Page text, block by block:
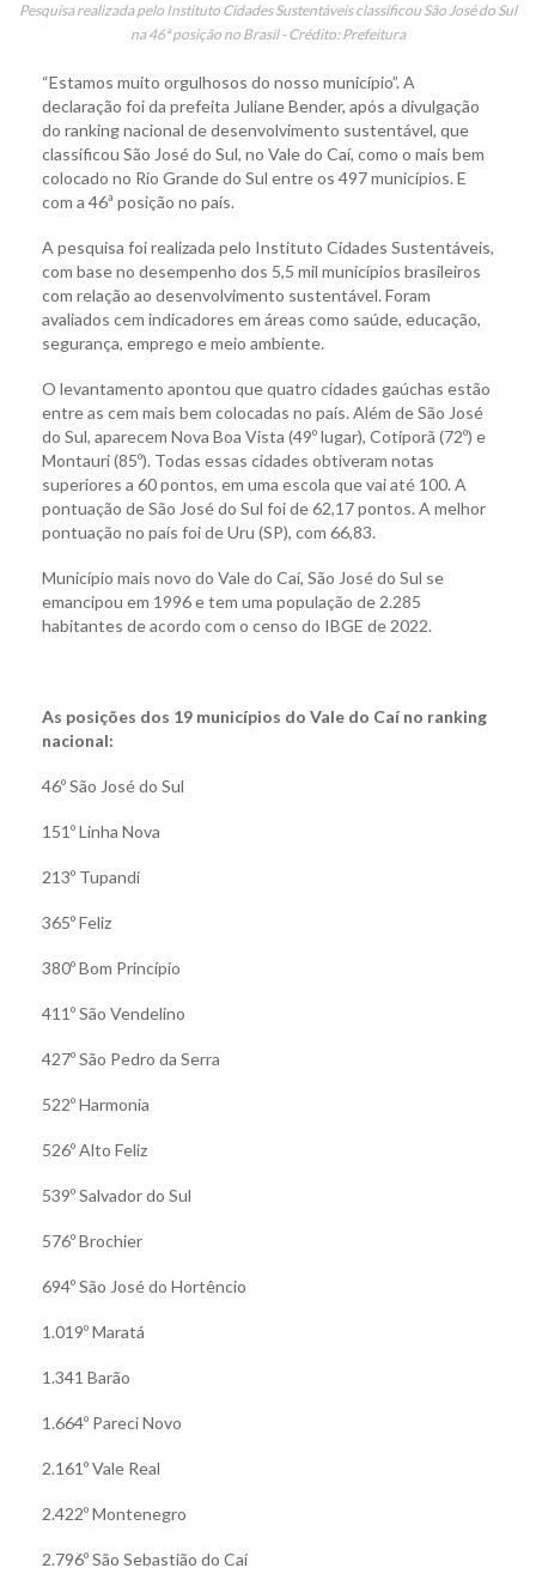
Pesquisa realizada pelo Instituto Cidades Sustentáveis classificou São José do Sul
na 46ª posição no Brasil - Crédito: Prefeitura
“Estamos muito orgulhosos do nosso município”. A
declaração foi da prefeita Juliane Bender, após a divulgação
do ranking nacional de desenvolvimento sustentável, que
classificou São José do Sul, no Vale do Caí, como o mais bem
colocado no Rio Grande do Sul entre os 497 municípios. E
com a 46ª posição no país.
A pesquisa foi realizada pelo Instituto Cidades Sustentáveis,
com base no desempenho dos 5,5 mil municípios brasileiros
com relação ao desenvolvimento sustentável. Foram
avaliados cem indicadores em áreas como saúde, educação,
segurança, emprego e meio ambiente.
O levantamento apontou que quatro cidades gaúchas estão
entre as cem mais bem colocadas no país. Além de São José
do Sul, aparecem Nova Boa Vista (49º lugar), Cotiporã (72º) e
Montauri (85º). Todas essas cidades obtiveram notas
superiores a 60 pontos, em uma escola que vai até 100. A
pontuação de São José do Sul foi de 62,17 pontos. A melhor
pontuação no país foi de Uru (SP), com 66,83.
Município mais novo do Vale do Caí, São José do Sul se
emancipou em 1996 e tem uma população de 2.285
habitantes de acordo com o censo do IBGE de 2022.
As posições dos 19 municípios do Vale do Caí no ranking
nacional:
46º São José do Sul
151º Linha Nova
213º Tupandi
365º Feliz
380º Bom Princípio
411º São Vendelino
427º São Pedro da Serra
522º Harmonia
526º Alto Feliz
539º Salvador do Sul
576º Brochier
694º São José do Hortêncio
1.019º Maratá
1.341 Barão
1.664º Pareci Novo
2.161º Vale Real
2.422º Montenegro
2.796º São Sebastião do Caí